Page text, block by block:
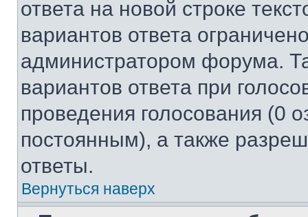
ответа на новой строке
вариантов ответа
администратором форума.
вариантов ответа при
проведения голосования (0
постоянным), а также
ответы.
Вернуться наверх